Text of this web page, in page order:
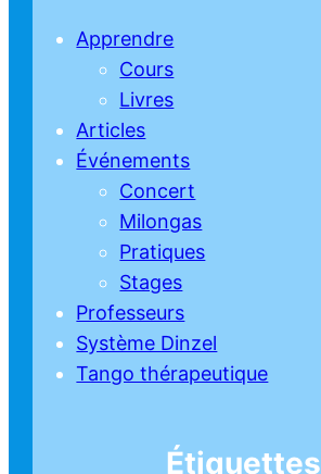
Apprendre
Cours
Livres
Articles
Événements
Concert
Milongas
Pratiques
Stages
Professeurs
Système Dinzel
Tango thérapeutique
Étiquettes